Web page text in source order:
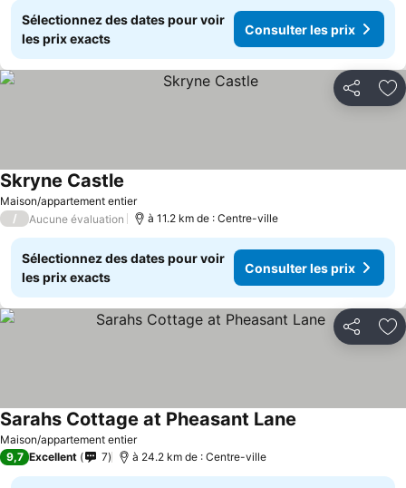
Sélectionnez des dates pour voir
les prix exacts
Consulter les prix
Partager
Maison/appartement entier
Skryne Castle
/ Aucune évaluation à 11.2 km de : Centre-ville
Sélectionnez des dates pour voir
les prix exacts
Consulter les prix
Partager
Maison/appartement entier
Sarahs Cottage at Pheasant Lane
9,7 Excellent 7 à 24.2 km de : Centre-ville